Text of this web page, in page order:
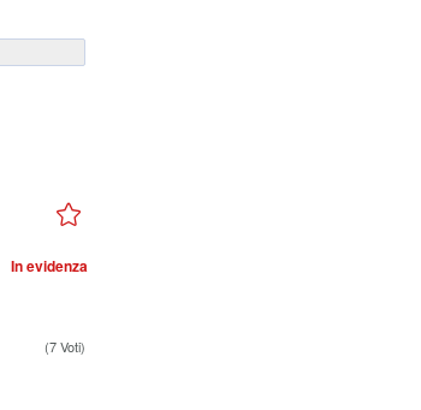
In evidenza
(7 Voti)